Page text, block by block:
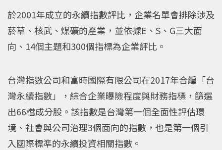
於2001年成立的永續指數評比，企業名單會排除涉及
菸草、核武、煤礦的產業，並依據E、S、G三大面
向、14個主題和300個指標為企業評比。
台灣指數公司和富時國際有限公司在2017年合編「台
灣永續指數」，綜合企業曝險程度與財務指標，篩選
出66檔成分股。該指數是台灣第一個全面性評估環
境、社會與公司治理3個面向的指數，也是第一個引
入國際標準的永續投資相關指數。